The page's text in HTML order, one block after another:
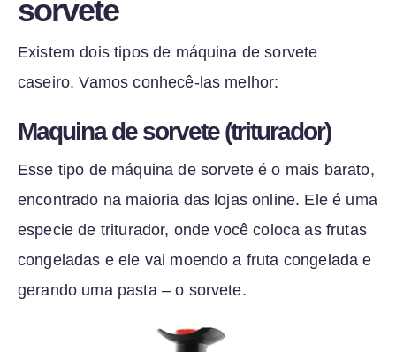
sorvete
Existem dois tipos de máquina de sorvete
caseiro. Vamos conhecê-las melhor:
Maquina de sorvete (triturador)
Esse tipo de máquina de sorvete é o mais barato,
encontrado na maioria das lojas online. Ele é uma
especie de triturador, onde você coloca as frutas
congeladas e ele vai moendo a fruta congelada e
gerando uma pasta – o sorvete.